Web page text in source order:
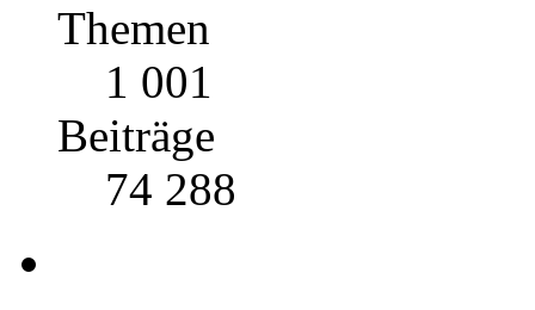
Themen
1 001
Beiträge
74 288